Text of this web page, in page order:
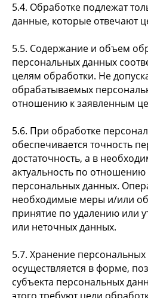
5.4. Обработке подлежат
данные, которые отвечают
5.5. Содержание и объем
персональных данных
целям обработки. Не
обрабатываемых
отношению к заявленным
5.6. При обработке
обеспечивается точность
достаточность, а в
актуальность по
персональных данных.
необходимые меры и/или
принятие по удалению или
или неточных данных.
5.7. Хранение
осуществляется в форме,
субъекта персональных